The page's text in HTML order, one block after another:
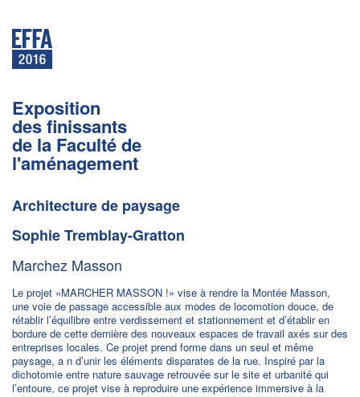
Exposition
des finissants
de la Faculté de
l'aménagement
Architecture de paysage
Sophie Tremblay-Gratton
Marchez Masson
Le projet «MARCHER MASSON !» vise à rendre la Montée Masson,
une voie de passage accessible aux modes de locomotion douce, de
rétablir l’équilibre entre verdissement et stationnement et d’établir en
bordure de cette dernière des nouveaux espaces de travail axés sur des
entreprises locales. Ce projet prend forme dans un seul et même
paysage, a n d’unir les éléments disparates de la rue. Inspiré par la
dichotomie entre nature sauvage retrouvée sur le site et urbanité qui
l’entoure, ce projet vise à reproduire une expérience immersive à la